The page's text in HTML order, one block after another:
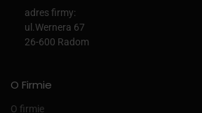
adres firmy:
ul.Wernera 67
26-600 Radom
O Firmie
O firmie